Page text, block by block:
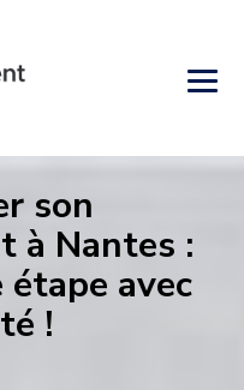
son
à Nantes :
avec
!